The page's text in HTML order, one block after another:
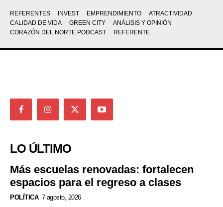
REFERENTES INVEST EMPRENDIMIENTO
ATRACTIVIDAD
CALIDAD DE VIDA
GREEN CITY
ANÁLISIS Y OPINIÓN
CORAZÓN DEL NORTE PODCAST
REFERENTE
LO ÚLTIMO
Más escuelas renovadas: fortalecen
espacios para el regreso a clases
POLÍTICA 7 agosto, 2026